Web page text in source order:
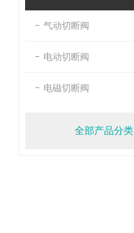
气动切断阀
电动切断阀
电磁切断阀
全部产品分类